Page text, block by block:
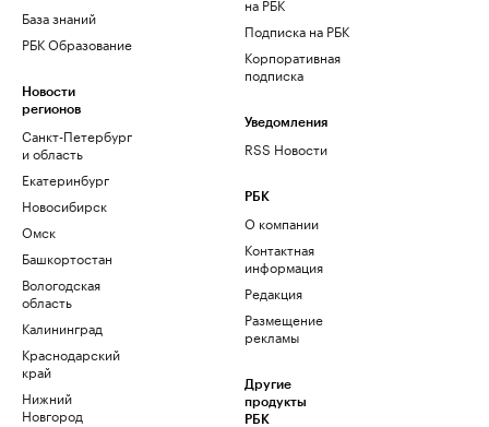
База знаний
РБК Образование
Новости
регионов
Санкт-Петербург
и область
Екатеринбург
Новосибирск
Омск
Башкортостан
Вологодская
область
Калининград
Краснодарский
край
Нижний
Новгород
Подписка на РБК
Корпоративная
подписка
Уведомления
RSS Новости
РБК
О компании
Контактная
информация
Редакция
Размещение
рекламы
Другие
продукты
РБК